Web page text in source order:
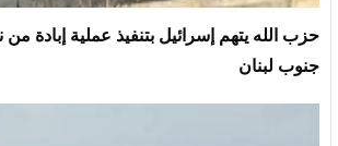
حزب الله يتهم إسرائيل بتنفيذ عملية إبادة
جنوب لبنان